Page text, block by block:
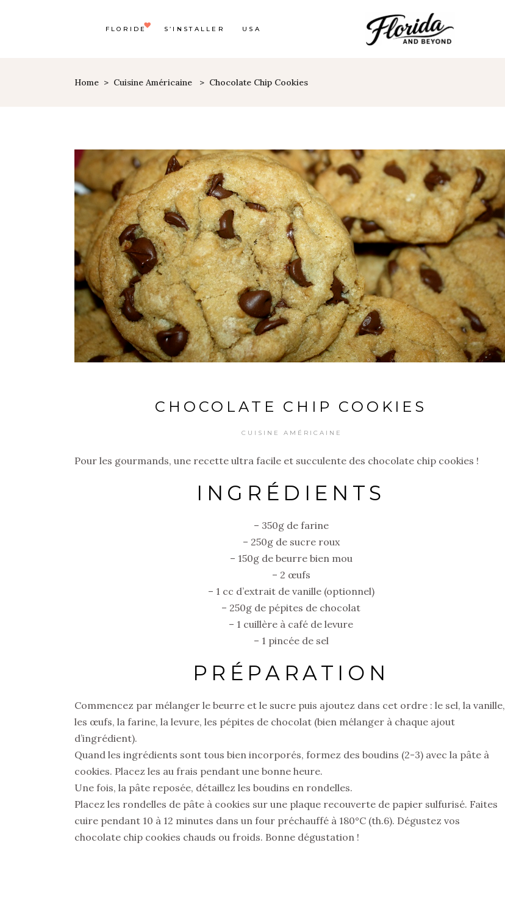
FLORIDE S’INSTALLER USA
Home > Cuisine Américaine > Chocolate Chip Cookies
CHOCOLATE CHIP COOKIES
CUISINE AMÉRICAINE
Pour les gourmands, une recette ultra facile et succulente des chocolate chip cookies !
INGRÉDIENTS
– 350g de farine
– 250g de sucre roux
– 150g de beurre bien mou
– 2 œufs
– 1 cc d’extrait de vanille (optionnel)
– 250g de pépites de chocolat
– 1 cuillère à café de levure
– 1 pincée de sel
PRÉPARATION
Commencez par mélanger le beurre et le sucre puis ajoutez dans cet ordre : le sel, la vanille,
les œufs, la farine, la levure, les pépites de chocolat (bien mélanger à chaque ajout
d’ingrédient).
Quand les ingrédients sont tous bien incorporés, formez des boudins (2-3) avec la pâte à
cookies. Placez les au frais pendant une bonne heure.
Une fois, la pâte reposée, détaillez les boudins en rondelles.
Placez les rondelles de pâte à cookies sur une plaque recouverte de papier sulfurisé. Faites
cuire pendant 10 à 12 minutes dans un four préchauffé à 180°C (th.6). Dégustez vos
chocolate chip cookies chauds ou froids. Bonne dégustation !